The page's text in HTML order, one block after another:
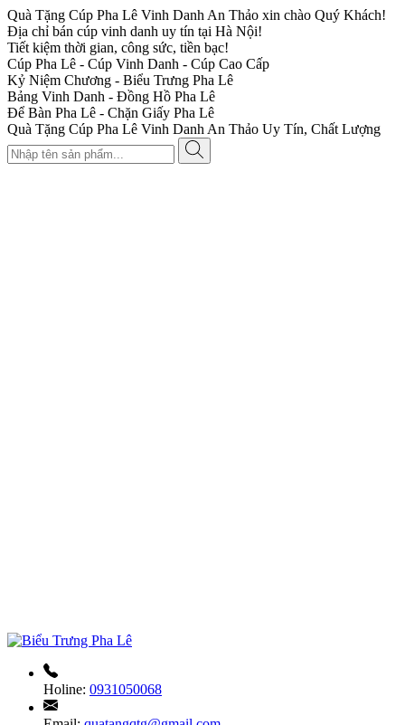
Quà Tặng Cúp Pha Lê Vinh Danh An Thảo xin chào Quý Khách!
Địa chỉ bán cúp vinh danh uy tín tại Hà Nội!
Tiết kiệm thời gian, công sức, tiền bạc!
Cúp Pha Lê - Cúp Vinh Danh - Cúp Cao Cấp
Kỷ Niệm Chương - Biểu Trưng Pha Lê
Bảng Vinh Danh - Đồng Hồ Pha Lê
Để Bàn Pha Lê - Chặn Giấy Pha Lê
Quà Tặng Cúp Pha Lê Vinh Danh An Thảo Uy Tín, Chất Lượng
Holine: 0931050068